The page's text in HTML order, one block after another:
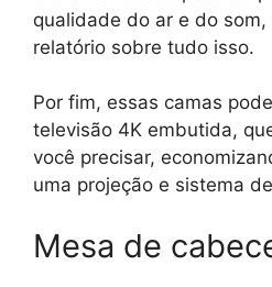
qualidade do ar e do
relatório sobre tudo isso.
Por fim, essas camas
televisão 4K embutida,
você precisar,
uma projeção e sistema
Mesa de